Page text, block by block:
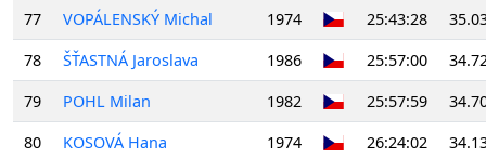
77
VOPÁLENSKÝ Michal 1974 25:43:28
78
ŠŤASTNÁ Jaroslava 1986 25:57:00
79
POHL Milan 1982 25:57:59
80
KOSOVÁ Hana 1974 26:24:02